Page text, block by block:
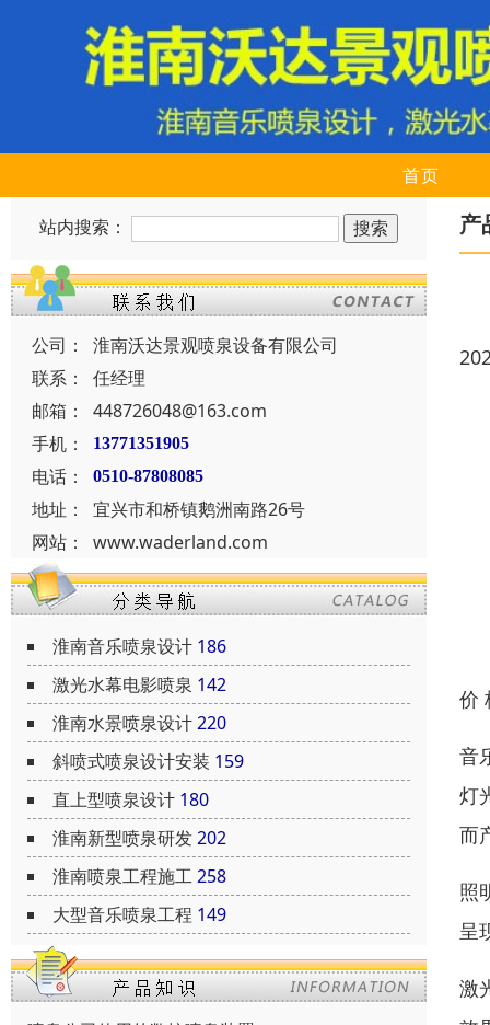
首页
站内搜索：
公司：
淮南沃达景观喷泉设备有限公司
联系：
任经理
邮箱：
448726048@163.com
手机：
13771351905
电话： 0510-87808085
地址：
宜兴市和桥镇鹅洲南路26号
网站：
www.waderland.com
淮南音乐喷泉设计 186
激光水幕电影喷泉 142
淮南水景喷泉设计220
斜喷式喷泉设计安装 159
直上型喷泉设计 180
淮南新型喷泉研发202
淮南喷泉工程施工258
大型音乐喷泉工程 149
产
价
音
灯
而
照
呈
激